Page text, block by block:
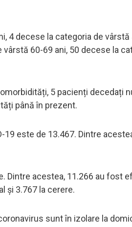
4 decese la categoria de vârstă
60-69 ani, 50 decese la
5 pacienți decedați
până în prezent.
este de 13.467. Dintre
Dintre acestea, 11.266 au fost
și 3.767 la cerere.
sunt în izolare la